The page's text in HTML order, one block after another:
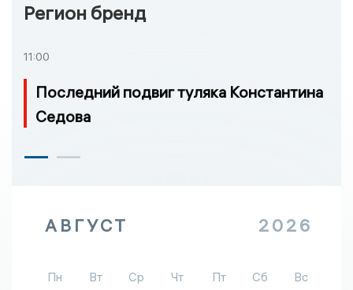
Регион бренд
11:00
Последний подвиг туляка Константина
Седова
АВГУСТ 2026
Пн Вт Ср Чт Пт Сб
Вс